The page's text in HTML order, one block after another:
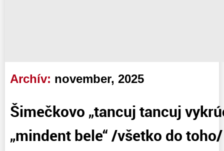
Archív: november, 2025
Šimečkovo „tancuj tancuj
„mindent bele“ /všetko do toho/